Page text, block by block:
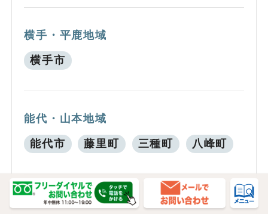
横手・平鹿地域
横手市
能代・山本地域
能代市 藤里町 三種町 八峰町
湯沢・雄勝地域